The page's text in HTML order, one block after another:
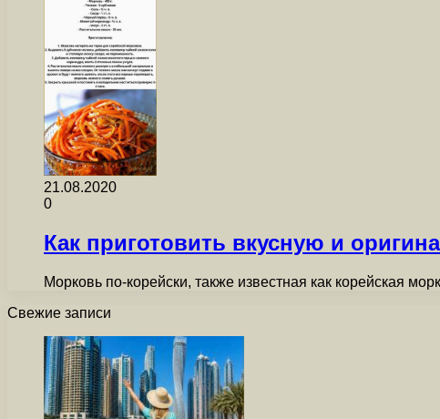
21.08.2020
0
Как приготовить вкусную и
Морковь по-корейски, также известная как корейская
Свежие записи